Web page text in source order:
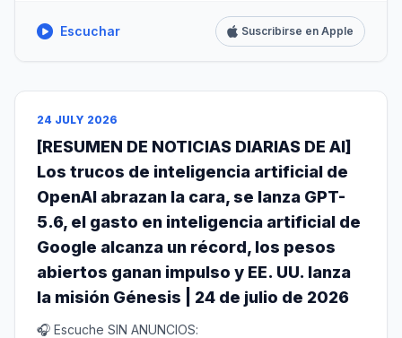
Escuchar Suscribirse en Apple
24 JULY 2026
[RESUMEN DE NOTICIAS DIARIAS DE AI]
Los trucos de inteligencia artificial de
OpenAI abrazan la cara, se lanza GPT-
5.6, el gasto en inteligencia artificial de
Google alcanza un récord, los pesos
abiertos ganan impulso y EE. UU. lanza
la misión Génesis | 24 de julio de 2026
🎧 Escuche SIN ANUNCIOS: